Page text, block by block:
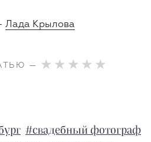
Лада Крылова
—
#свадебный фотограф